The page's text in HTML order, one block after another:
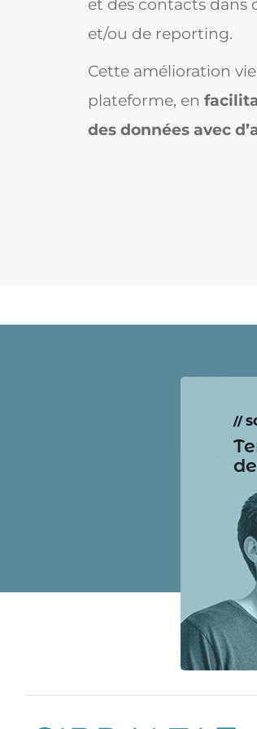
et des contacts dans
et/ou de reporting.
Cette amélioration
plateforme, en
des données avec
//